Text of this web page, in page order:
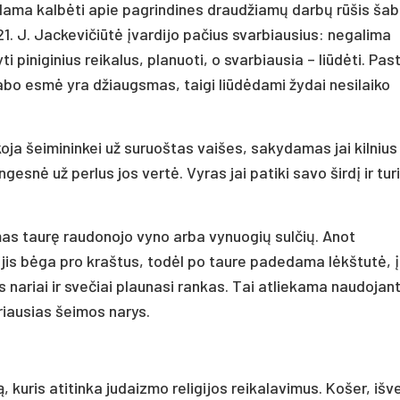
kalbėti apie pagrindines draudžiamų darbų rūšis
J. Jackevičiūtė įvardijo pačius svarbiausius: negalima
piniginius reikalus, planuoti, o svarbiausia – liūdėti.
esmė yra džiaugsmas, taigi liūdėdami žydai nesilaiko
šeimininkei už suruoštas vaišes, sakydamas jai
už perlus jos vertė. Vyras jai patiki savo širdį ir
taurę raudonojo vyno arba vynuogių sulčių. Anot
bėga pro kraštus, todėl po taure padedama lėkštutė,
ir svečiai plaunasi rankas. Tai atliekama naudojant
šeimos narys.
kuris atitinka judaizmo religijos reikalavimus. Košer,